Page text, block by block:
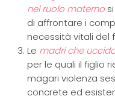
nel ruolo materno
di affrontare i
necessità vitali del
Le madri che
per le quali il figlio
magari violenza
concrete ed